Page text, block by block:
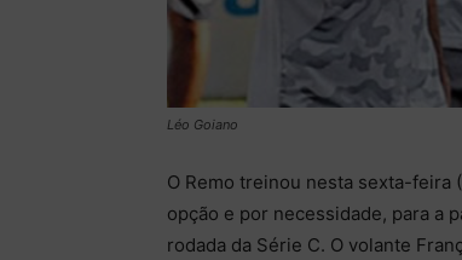
Léo Goiano
O Remo treinou nesta sexta-feira
opção e por necessidade, para a
rodada da Série C. O volante